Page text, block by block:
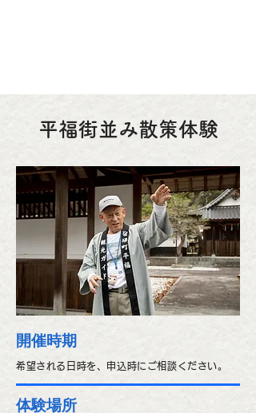
佐用町観光協会 体験事業
平福街並み散策体験
開催時期
希望される日時を、申込時にご相談ください。
体験場所